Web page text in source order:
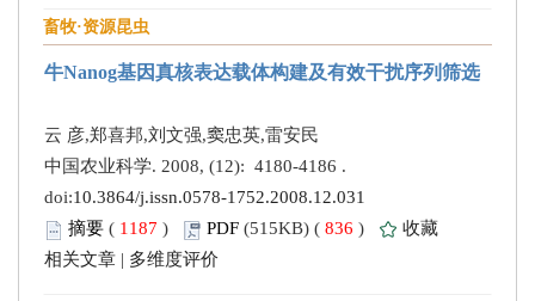
畜牧·资源昆虫
牛Nanog基因真核表达载体构建及有效干扰序列筛选
云 彦,郑喜邦,刘文强,窦忠英,雷安民
中国农业科学. 2008, (12): 4180-4186 .
doi:10.3864/j.issn.0578-1752.2008.12.031
摘要 ( 1187 ) PDF (515KB) ( 836 )
收藏
相关文章 | 多维度评价